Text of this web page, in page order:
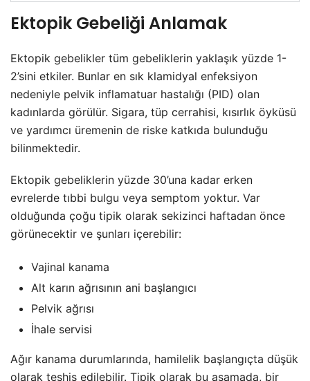
Ektopik Gebeliği Anlamak
Ektopik gebelikler tüm gebeliklerin yaklaşık yüzde 1-
2’sini etkiler. Bunlar en sık klamidyal enfeksiyon
nedeniyle pelvik inflamatuar hastalığı (PID) olan
kadınlarda görülür. Sigara, tüp cerrahisi, kısırlık öyküsü
ve yardımcı üremenin de riske katkıda bulunduğu
bilinmektedir.
Ektopik gebeliklerin yüzde 30’una kadar erken
evrelerde tıbbi bulgu veya semptom yoktur. Var
olduğunda çoğu tipik olarak sekizinci haftadan önce
görünecektir ve şunları içerebilir:
Vajinal kanama
Alt karın ağrısının ani başlangıcı
Pelvik ağrısı
İhale servisi
Ağır kanama durumlarında, hamilelik başlangıçta düşük
olarak teşhis edilebilir. Tipik olarak bu aşamada, bir